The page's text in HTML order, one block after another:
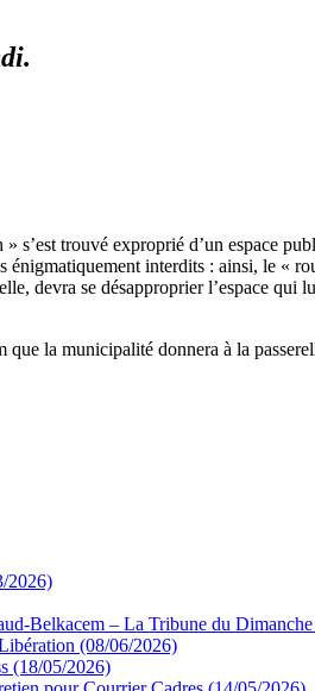
trouvé exproprié d’un espace
interdits : ainsi, le «
devra se désapproprier l’espace qui
que la municipalité donnera à la
2026)
Belkacem – La Tribune du
(08/06/2026)
(18/05/2026)